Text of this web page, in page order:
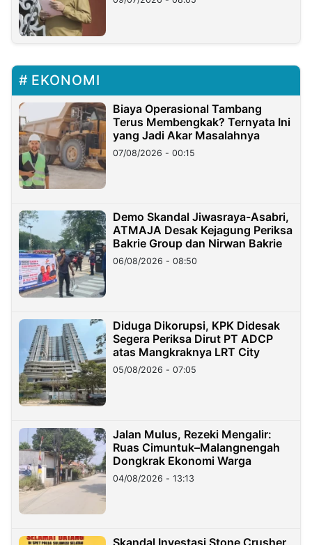
EKONOMI
Biaya Operasional Tambang
Terus Membengkak? Ternyata Ini
yang Jadi Akar Masalahnya
07/08/2026 - 00:15
Demo Skandal Jiwasraya-Asabri,
ATMAJA Desak Kejagung Periksa
Bakrie Group dan Nirwan Bakrie
06/08/2026 - 08:50
Diduga Dikorupsi, KPK Didesak
Segera Periksa Dirut PT ADCP
atas Mangkraknya LRT City
05/08/2026 - 07:05
Jalan Mulus, Rezeki Mengalir:
Ruas Cimuntuk–Malangnengah
Dongkrak Ekonomi Warga
04/08/2026 - 13:13